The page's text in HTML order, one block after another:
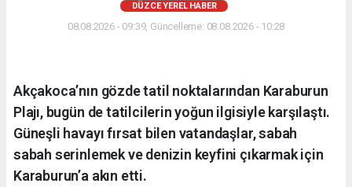
DÜZCE YEREL HABER
08.08.2026 - 09:39, Güncelleme: 08.08.2026 - 10:28
Akçakoca’nın gözde tatil noktalarından Karaburun
Plajı, bugün de tatilcilerin yoğun ilgisiyle karşılaştı.
Güneşli havayı fırsat bilen vatandaşlar, sabah
sabah serinlemek ve denizin keyfini çıkarmak için
Karaburun’a akın etti.